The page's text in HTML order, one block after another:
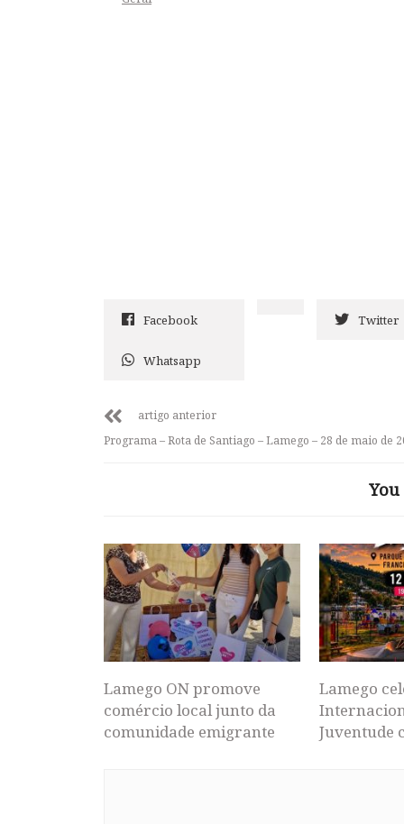
Facebook Twitter
Whatsapp
artigo anterior
Programa – Rota de Santiago – Lamego – 28 de maio de
Lamego ON promove
comércio local junto da
comunidade emigrante
Lamego
Juventude